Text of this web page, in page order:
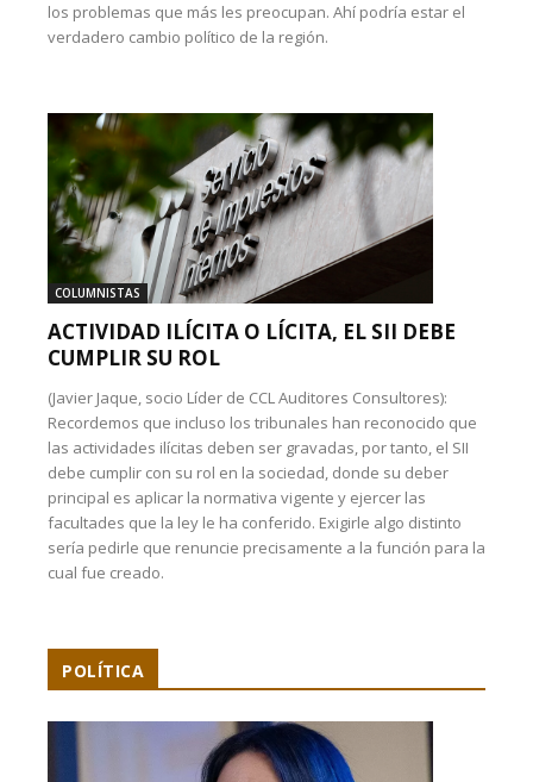
los problemas que más les preocupan. Ahí podría estar el
verdadero cambio político de la región.
COLUMNISTAS
ACTIVIDAD ILÍCITA O LÍCITA, EL SII DEBE
CUMPLIR SU ROL
(Javier Jaque, socio Líder de CCL Auditores Consultores):
Recordemos que incluso los tribunales han reconocido que
las actividades ilícitas deben ser gravadas, por tanto, el SII
debe cumplir con su rol en la sociedad, donde su deber
principal es aplicar la normativa vigente y ejercer las
facultades que la ley le ha conferido. Exigirle algo distinto
sería pedirle que renuncie precisamente a la función para la
cual fue creado.
POLÍTICA